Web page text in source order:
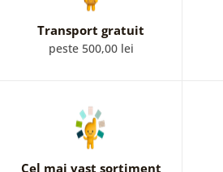
Transport gratuit
peste 500,00 lei
Cel mai vast sortiment